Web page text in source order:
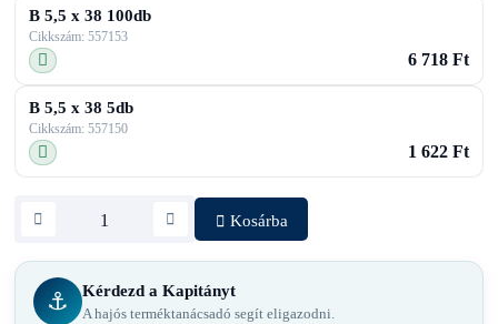
B 5,5 x 38 100db
Cikkszám: 557153
6 718 Ft
B 5,5 x 38 5db
Cikkszám: 557150
1 622 Ft
Kosárba
⚓ Kérdezd a Kapitányt
A hajós terméktanácsadó segít eligazodni.